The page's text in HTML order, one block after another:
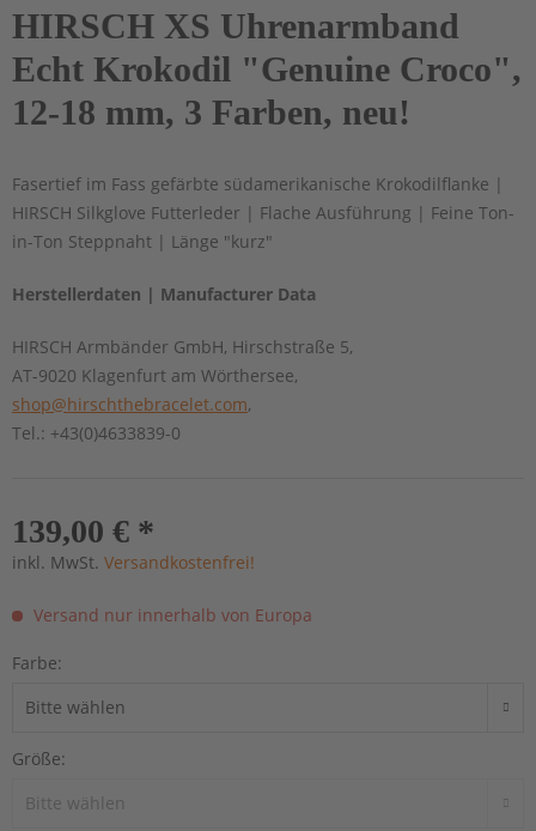
HIRSCH XS Uhrenarmband
Echt Krokodil "Genuine Croco",
12-18 mm, 3 Farben, neu!
Fasertief im Fass gefärbte südamerikanische Krokodilflanke |
HIRSCH Silkglove Futterleder | Flache Ausführung | Feine Ton-
in-Ton Steppnaht | Länge "kurz"
Herstellerdaten | Manufacturer Data
HIRSCH Armbänder GmbH, Hirschstraße 5,
AT-9020 Klagenfurt am Wörthersee,
shop@hirschthebracelet.com,
Tel.: +43(0)4633839-0
139,00 € *
inkl. MwSt. Versandkostenfrei!
Versand nur innerhalb von Europa
Farbe:
Größe: